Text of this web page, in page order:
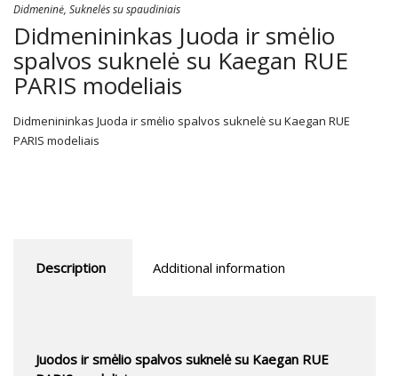
Didmeninė, Suknelės su spaudiniais
Didmenininkas Juoda ir smėlio
spalvos suknelė su Kaegan RUE
PARIS modeliais
Didmenininkas Juoda ir smėlio spalvos suknelė su Kaegan RUE
PARIS modeliais
Description Additional information
Juodos ir smėlio spalvos suknelė su Kaegan RUE